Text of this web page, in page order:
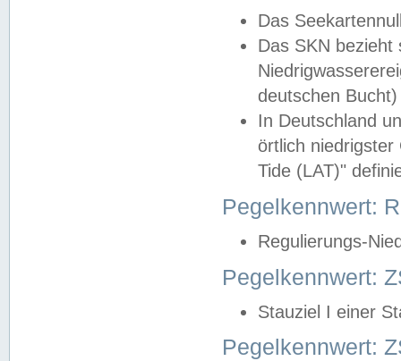
Das
Das SKN
deutschen
In Deutschland
örtlich
Tide (LAT)"
Pegelkennwert:
Regulierungs-
Pegelkennwert:
Stauziel I einer
Pegelkennwert: